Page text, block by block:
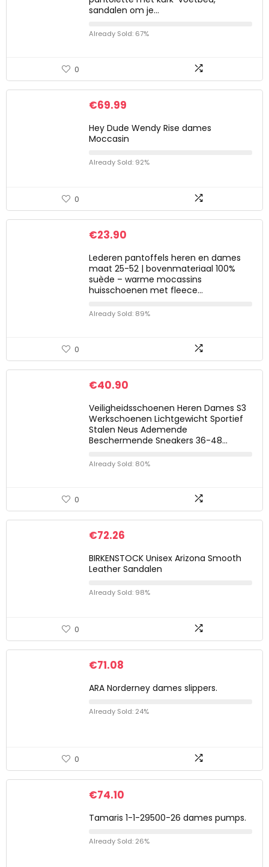
sandalen om je…
Already Sold: 67%
0
€69.99
Hey Dude Wendy Rise dames
Moccasin
Already Sold: 92%
0
€23.90
Lederen pantoffels heren en dames
maat 25-52 | bovenmateriaal 100%
suède – warme mocassins
huisschoenen met fleece…
Already Sold: 89%
0
€40.90
Veiligheidsschoenen Heren Dames S3
Werkschoenen Lichtgewicht Sportief
Stalen Neus Ademende
Beschermende Sneakers 36-48…
Already Sold: 80%
0
€72.26
BIRKENSTOCK Unisex Arizona Smooth
Leather Sandalen
Already Sold: 98%
0
€71.08
ARA Norderney dames slippers.
Already Sold: 24%
0
€74.10
Tamaris 1-1-29500-26 dames pumps.
Already Sold: 26%